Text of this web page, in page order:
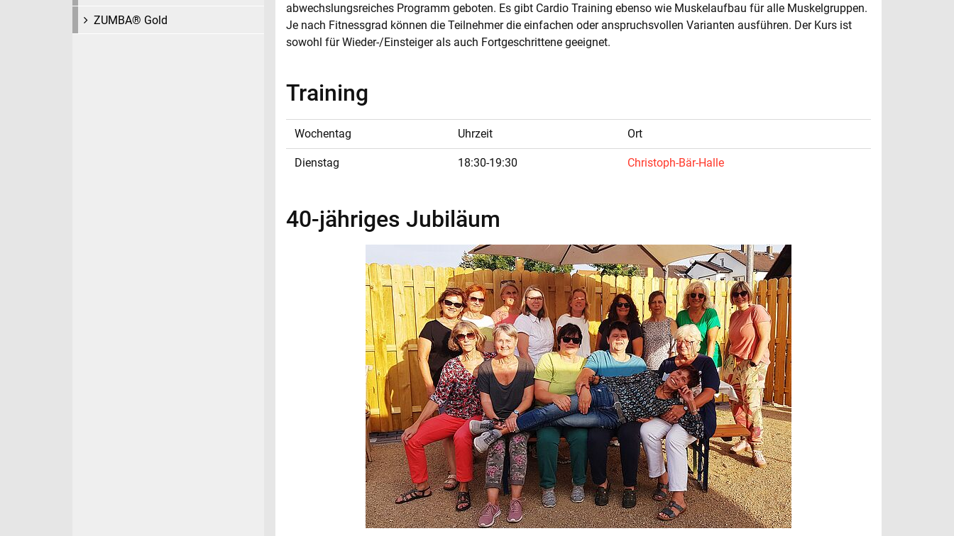
ZUMBA® Gold
abwechslungsreiches Programm geboten. Es gibt Cardio Training ebenso wie Muskelaufbau für alle Muskelgruppen.
Je nach Fitnessgrad können die Teilnehmer die einfachen oder anspruchsvollen Varianten ausführen. Der Kurs ist
sowohl für Wieder-/Einsteiger als auch Fortgeschrittene geeignet.
Training
Wochentag Uhrzeit Ort
Dienstag 18:30-19:30 Christoph-Bär-Halle
40-jähriges Jubiläum